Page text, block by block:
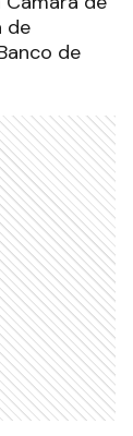
de
de